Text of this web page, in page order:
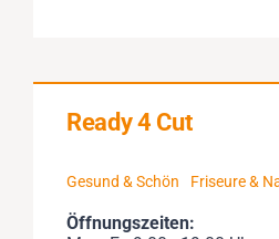
Ready 4 Cut
Gesund & Schön Friseure &
Öffnungszeiten: